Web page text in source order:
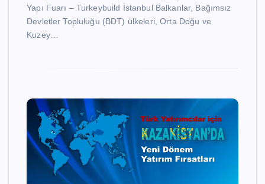
Yapı Fuarı – Turkeybuild İstanbul Balkanlar, Bağımsız
Devletler Topluluğu (BDT) ülkeleri, Orta Doğu ve
Kuzey…